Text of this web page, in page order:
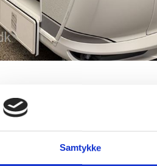
Samtykke
2024 Hobby
Hobby De Luxe 440 SF
inde. Let lille rejsevogn